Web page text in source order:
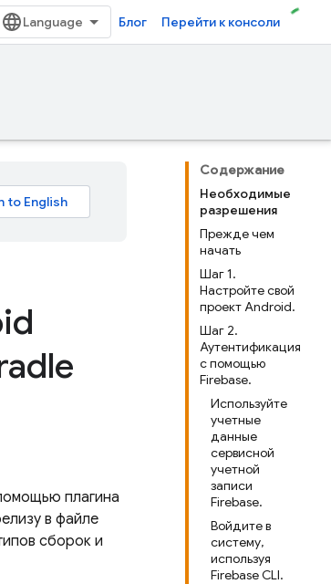
Блог Перейти к консоли
Содержание
Необходимые
разрешения
Прежде чем
начать
Шаг 1.
Настройте свой
проект Android.
Шаг 2.
Аутентификация
с помощью
Firebase.
Используйте
учетные
данные
сервисной
учетной
записи
Firebase.
Войдите в
систему,
используя
Firebase CLI.
плагина
в файле
сборок и